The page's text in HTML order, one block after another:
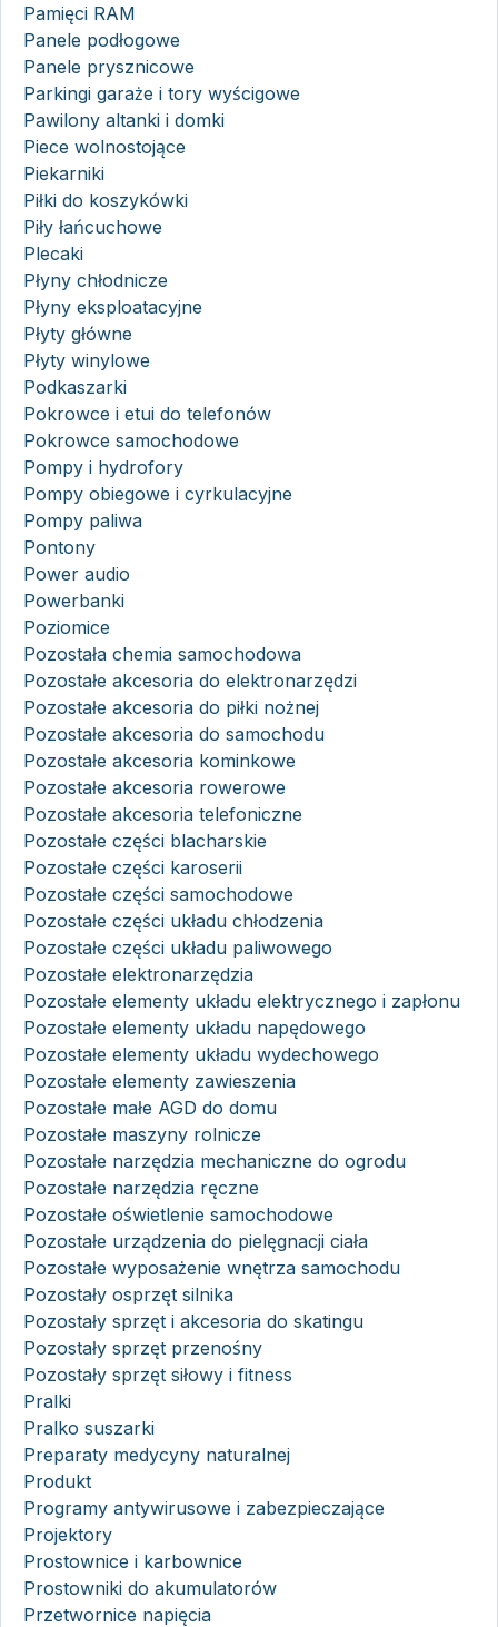
Pamięci RAM
Panele podłogowe
Panele prysznicowe
Parkingi garaże i tory wyścigowe
Pawilony altanki i domki
Piece wolnostojące
Piekarniki
Piłki do koszykówki
Piły łańcuchowe
Plecaki
Płyny chłodnicze
Płyny eksploatacyjne
Płyty główne
Płyty winylowe
Podkaszarki
Pokrowce i etui do telefonów
Pokrowce samochodowe
Pompy i hydrofory
Pompy obiegowe i cyrkulacyjne
Pompy paliwa
Pontony
Power audio
Powerbanki
Poziomice
Pozostała chemia samochodowa
Pozostałe akcesoria do elektronarzędzi
Pozostałe akcesoria do piłki nożnej
Pozostałe akcesoria do samochodu
Pozostałe akcesoria kominkowe
Pozostałe akcesoria rowerowe
Pozostałe akcesoria telefoniczne
Pozostałe części blacharskie
Pozostałe części karoserii
Pozostałe części samochodowe
Pozostałe części układu chłodzenia
Pozostałe części układu paliwowego
Pozostałe elektronarzędzia
Pozostałe elementy układu elektrycznego i zapłonu
Pozostałe elementy układu napędowego
Pozostałe elementy układu wydechowego
Pozostałe elementy zawieszenia
Pozostałe małe AGD do domu
Pozostałe maszyny rolnicze
Pozostałe narzędzia mechaniczne do ogrodu
Pozostałe narzędzia ręczne
Pozostałe oświetlenie samochodowe
Pozostałe urządzenia do pielęgnacji ciała
Pozostałe wyposażenie wnętrza samochodu
Pozostały osprzęt silnika
Pozostały sprzęt i akcesoria do skatingu
Pozostały sprzęt przenośny
Pozostały sprzęt siłowy i fitness
Pralki
Pralko suszarki
Preparaty medycyny naturalnej
Produkt
Programy antywirusowe i zabezpieczające
Projektory
Prostownice i karbownice
Prostowniki do akumulatorów
Przetwornice napięcia